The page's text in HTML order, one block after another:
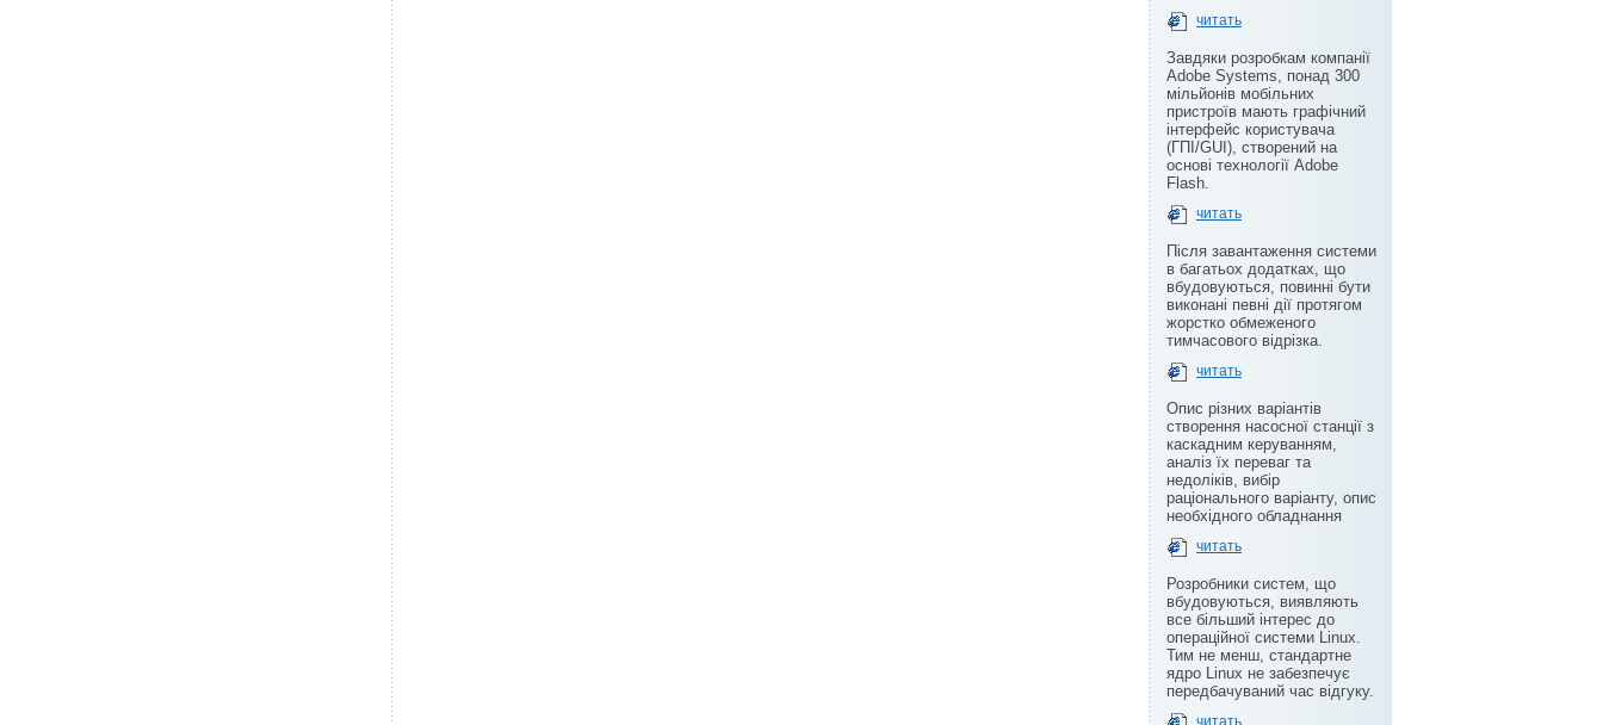
читать
Завдяки розробкам компанії
Adobe Systems, понад 300
мільйонів мобільних
пристроїв мають графічний
інтерфейс користувача
(ГПІ/GUI), створений на
основі технології Adobe
Flash.
читать
Після завантаження системи
в багатьох додатках, що
вбудовуються, повинні бути
виконані певні дії протягом
жорстко обмеженого
тимчасового відрізка.
читать
Опис різних варіантів
створення насосної станції з
каскадним керуванням,
аналіз їх переваг та
недоліків, вибір
раціонального варіанту, опис
необхідного обладнання
читать
Розробники систем, що
вбудовуються, виявляють
все більший інтерес до
операційної системи Linux.
Тим не менш, стандартне
ядро Linux не забезпечує
передбачуваний час відгуку.
читать